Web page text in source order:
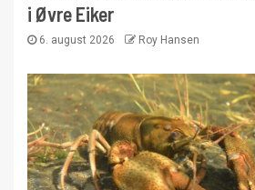
i Øvre Eiker
6. august 2026 Roy Hansen